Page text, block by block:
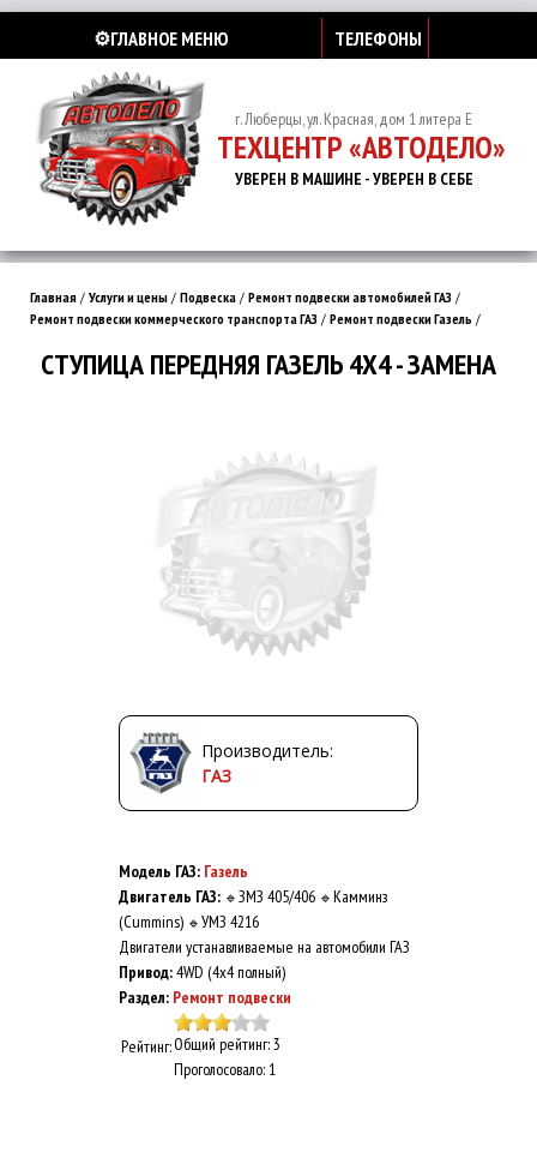
⚙️ГЛАВНОЕ МЕНЮ ТЕЛЕФОНЫ
г. Люберцы, ул. Красная, дом 1 литера Е
ТЕХЦЕНТР «АВТОДЕЛО»
УВЕРЕН В МАШИНЕ - УВЕРЕН В СЕБЕ
Главная / Услуги и цены / Подвеска / Ремонт подвески автомобилей ГАЗ /
Ремонт подвески коммерческого транспорта ГАЗ / Ремонт подвески Газель /
СТУПИЦА ПЕРЕДНЯЯ ГАЗЕЛЬ 4Х4 - ЗАМЕНА
Производитель:
ГАЗ
Модель ГАЗ: Газель
Двигатель ГАЗ: 🔹 ЗМЗ 405/406 🔹 Камминз
(Cummins) 🔹 УМЗ 4216
Двигатели устанавливаемые на автомобили ГАЗ
Привод:4WD (4x4 полный)
Раздел: Ремонт подвески
Рейтинг:Общий рейтинг: 3
Проголосовало: 1